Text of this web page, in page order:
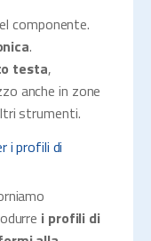
componente.
.
testa,
anche in zone
strumenti.
i profili di
i profili di